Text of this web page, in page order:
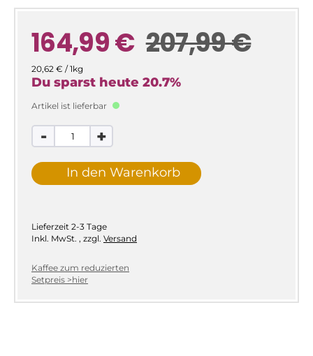
164,99 € 207,99 €
20,62 € / 1kg
Du sparst heute 20.7%
Artikel ist lieferbar
- +
In den Warenkorb
Lieferzeit 2-3 Tage
Inkl. MwSt. , zzgl. Versand
Kaffee zum reduzierten
Setpreis >hier